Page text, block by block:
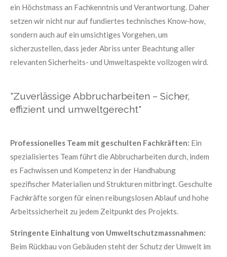
ein Höchstmass an Fachkenntnis und Verantwortung. Daher
setzen wir nicht nur auf fundiertes technisches Know-how,
sondern auch auf ein umsichtiges Vorgehen, um
sicherzustellen, dass jeder Abriss unter Beachtung aller
relevanten Sicherheits- und Umweltaspekte vollzogen wird.
"Zuverlässige Abbrucharbeiten – Sicher,
effizient und umweltgerecht"
Professionelles Team mit geschulten Fachkräften: Ein
spezialisiertes Team führt die Abbrucharbeiten durch, indem
es Fachwissen und Kompetenz in der Handhabung
spezifischer Materialien und Strukturen mitbringt. Geschulte
Fachkräfte sorgen für einen reibungslosen Ablauf und hohe
Arbeitssicherheit zu jedem Zeitpunkt des Projekts.
Stringente Einhaltung von Umweltschutzmassnahmen:
Beim Rückbau von Gebäuden steht der Schutz der Umwelt im